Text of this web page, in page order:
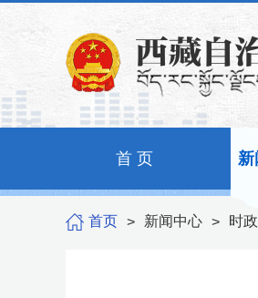
首 页 新
首页 > 新闻中心 > 时